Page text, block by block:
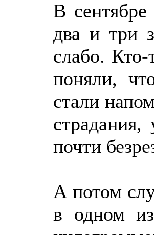
В
два и три
слабо.
поняли,
стали
почти
А потом
в одном из